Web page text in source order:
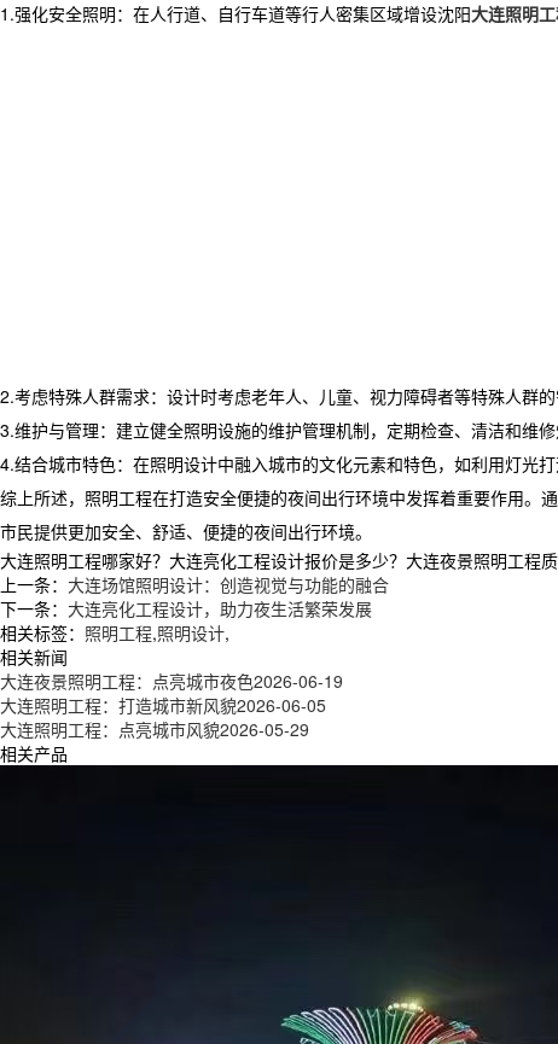
1.强化安全照明：在人行道、自行车道等行人密集区域增设沈阳大连照明
2.考虑特殊人群需求：设计时考虑老年人、儿童、视力障碍者等特殊人群
3.维护与管理：建立健全照明设施的维护管理机制，定期检查、清洁和维
4.结合城市特色：在照明设计中融入城市的文化元素和特色，如利用灯光
综上所述，照明工程在打造安全便捷的夜间出行环境中发挥着重要作用。
市民提供更加安全、舒适、便捷的夜间出行环境。
大连照明工程哪家好？大连亮化工程设计报价是多少？大连夜景照明工
上一条： 大连场馆照明设计：创造视觉与功能的融合
下一条： 大连亮化工程设计，助力夜生活繁荣发展
相关标签： 照明工程,照明设计,
相关新闻
大连夜景照明工程：点亮城市夜色2026-06-19
大连照明工程：打造城市新风貌2026-06-05
大连照明工程：点亮城市风貌2026-05-29
相关产品